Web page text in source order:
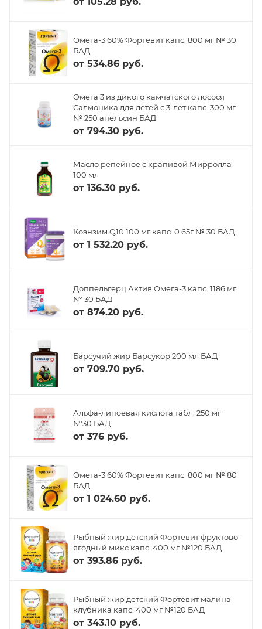
Омега-3 60% Фортевит капс. 800 мг № 30
БАД
от 534.86 руб.
Омега 3 из дикого камчатского лосося
Салмоника для детей с 3-лет капс. 300 мг
№ 250 апельсин БАД
от 794.30 руб.
Масло репейное с крапивой Мирролла
100 мл
от 136.30 руб.
Коэнзим Q10 100 мг капс. 0.65г № 30 БАД
от 1 532.20 руб.
Доппельгерц Актив Омега-3 капс. 1186 мг
№ 30 БАД
от 874.20 руб.
Барсучий жир Барсукор 200 мл БАД
от 709.70 руб.
Альфа-липоевая кислота табл. 250 мг
№30 БАД
от 376 руб.
Омега-3 60% Фортевит капс. 800 мг № 80
БАД
от 1 024.60 руб.
Рыбный жир детский Фортевит фруктово-
ягодный микс капс. 400 мг №120 БАД
от 393.86 руб.
Рыбный жир детский Фортевит малина
клубника капс. 400 мг №120 БАД
от 343.10 руб.